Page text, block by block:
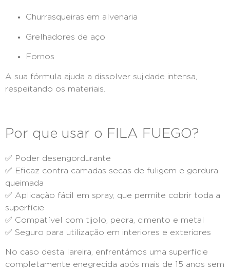
Churrasqueiras em alvenaria
Grelhadores de aço
Fornos
A sua fórmula ajuda a dissolver sujidade intensa,
respeitando os materiais.
Por que usar o FILA FUEGO?
✅ Poder desengordurante
✅ Eficaz contra camadas secas de fuligem e gordura
queimada
✅ Aplicação fácil em spray, que permite cobrir toda a
superfície
✅ Compatível com tijolo, pedra, cimento e metal
✅ Seguro para utilização em interiores e exteriores
No caso desta lareira, enfrentámos uma superfície
completamente enegrecida após mais de 15 anos sem